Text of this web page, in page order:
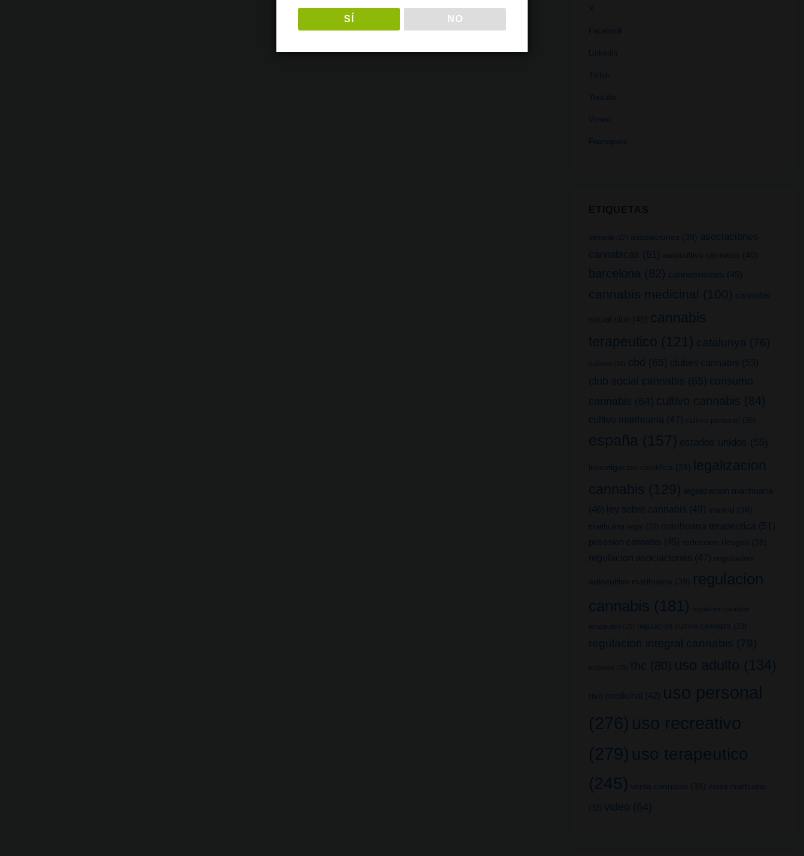
X
Facebook
Linkedin
Tiktok
Youtube
Vimeo
Foursquare
alemania (27) asociaciones (39)
asociaciones
cannabicas (61) autocultivo cannabis (40)
barcelona (82) cannabinoides (45)
cannabis medicinal (100) cannabis
social club (45) cannabis
terapeutico (121) catalunya (76)
cañamo (26) cbd (65) clubes cannabis (53)
club social cannabis (65) consumo
cannabis (64) cultivo cannabis (84)
cultivo marihuana (47) cultivo personal (35)
españa (157) estados unidos (55)
investigacion cientifica (39)
legalizacion
cannabis (129) legalizacion marihuana
(46) ley sobre cannabis (49) madrid (38)
marihuana legal (32) marihuana terapeutica (51)
posesion cannabis (45) reduccion riesgos (38)
regulacion asociaciones (47) regulacion
autocultivo marihuana (39)
regulacion
cannabis (181) regulacion cannabis
terapeutico (25) regulacion cultivo cannabis (33)
regulacion integral cannabis (79)
terpenos (25) thc (80) uso adulto (134)
uso medicinal (42) uso personal
(276) uso recreativo
(279) uso terapeutico
(245) venta cannabis (38) venta marihuana
(32) video (64)
SÍ NO